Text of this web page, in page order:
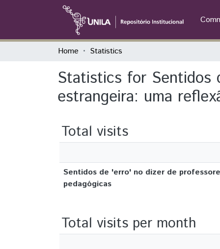
Home Statistics
Statistics for Sentidos
estrangeira: uma
Total visits
Sentidos de 'erro' no dizer de
pedagógicas
Total visits per month